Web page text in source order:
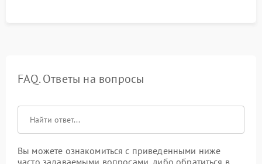
FAQ. Ответы на вопросы
Вы можете ознакомиться с приведенными ниже
часто задаваемыми вопросами, либо обратиться в